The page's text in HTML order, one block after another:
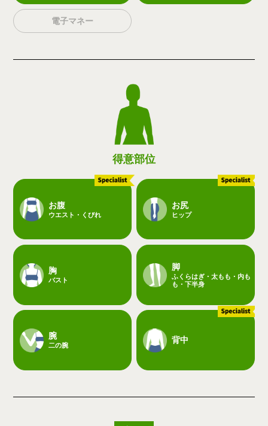
電子マネー
得意部位
お腹
ウエスト・くびれ
お尻
ヒップ
胸
バスト
脚
ふくらはぎ・太もも・内も
も・下半身
腕
二の腕
背中